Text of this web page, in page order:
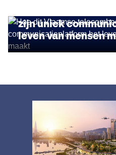
zijn uniek
leven van mensen